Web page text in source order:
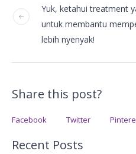
Yuk, ketahui treatment
untuk membantu
lebih nyenyak!
Share this post?
Facebook Twitter
Recent Posts